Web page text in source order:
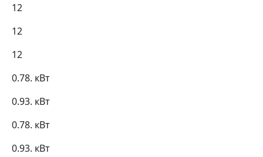
12
12
12
0.78. кВт
0.93. кВт
0.78. кВт
0.93. кВт